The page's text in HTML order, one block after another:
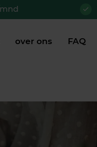
over ons FAQ